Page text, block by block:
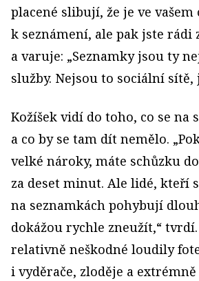
placené slibují, že je ve
k seznámení, ale pak jste rádi
a varuje: „Seznamky jsou ty
služby. Nejsou to sociální sítě,
Kožíšek vidí do toho, co se na
a co by se tam dít nemělo.
velké nároky, máte schůzku
za deset minut. Ale lidé, kteří
na seznamkách pohybují
dokážou rychle zneužít,“
relativně neškodné loudily
i vyděrače, zloděje a extrémně